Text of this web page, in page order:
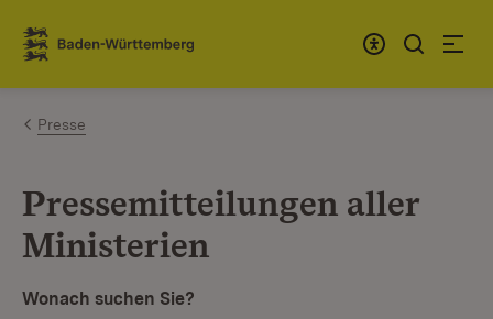
Zum Inhalt springen
Link zur Startseite
Presse
Pressemitteilungen aller
Ministerien
Wonach suchen Sie?